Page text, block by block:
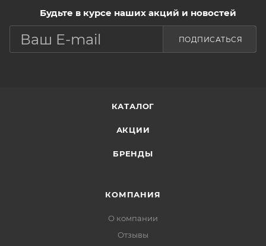
разглаживает, ускоряет
Применение: Нанести небольшое количество
Будьте в курсе наших акций и новостей
ПОДПИСАТЬСЯ
КАТАЛОГ
АКЦИИ
БРЕНДЫ
КОМПАНИЯ
О компании
Отзывы